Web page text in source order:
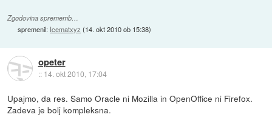
Zgodovina sprememb…
spremenil: Icematxyz (14. okt 2010 ob 15:38)
opeter
:: 14. okt 2010, 17:04
Upajmo, da res. Samo Oracle ni Mozilla in OpenOffice ni Firefox.
Zadeva je bolj kompleksna.